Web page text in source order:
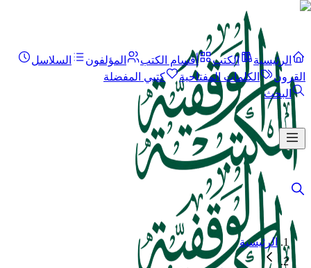
الرئيسية الكتب أقسام الكتب المؤلفون
السلاسل
القرون
الكلمات المفتاحية
كتبي المفضلة
البحث
الرئيسية